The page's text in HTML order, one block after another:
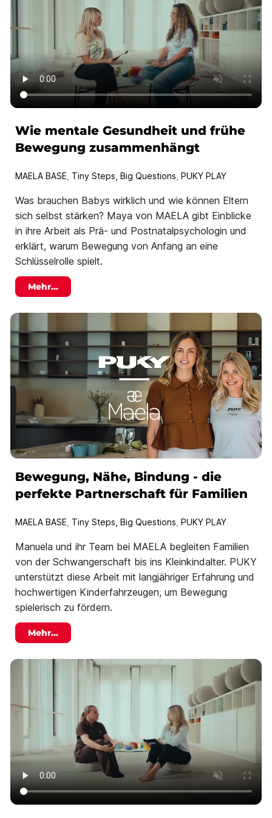
Wie mentale Gesundheit und frühe
Bewegung zusammenhängt
MAELA BASE Tiny Steps, Big Questions PUKY PLAY
Was brauchen Babys wirklich und wie können Eltern
sich selbst stärken? Maya von MAELA gibt Einblicke
in ihre Arbeit als Prä- und Postnatalpsychologin und
erklärt, warum Bewegung von Anfang an eine
Schlüsselrolle spielt.
Mehr...
Bewegung, Nähe, Bindung - die
perfekte Partnerschaft für Familien
MAELA BASE Tiny Steps, Big Questions PUKY PLAY
Manuela und ihr Team bei MAELA begleiten Familien
von der Schwangerschaft bis ins Kleinkindalter. PUKY
unterstützt diese Arbeit mit langjähriger Erfahrung und
hochwertigen Kinderfahrzeugen, um Bewegung
spielerisch zu fördern.
Mehr...